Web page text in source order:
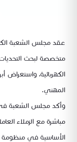
عقد مجلس الشعبة
متخصصة لبحث
الكهربائية، واستعراض
المهني.
وأكد مجلس الشعبة
مباشرة مع الزملاء
الأساسية في